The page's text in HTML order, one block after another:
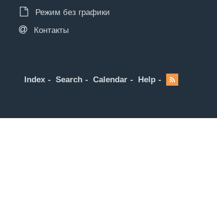
Режим без графики
Контакты
Index Search Calendar Help